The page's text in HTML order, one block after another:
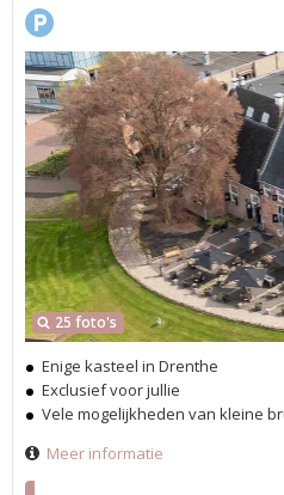
25 foto's
Enige kasteel in Drenthe
Exclusief voor jullie
Vele mogelijkheden van kleine
Meer informatie